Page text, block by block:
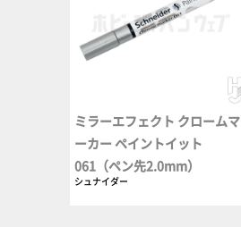
ミラーエフェクト クロームマ
ーカー ペイントイット
061（ペン先2.0mm）
シュナイダー